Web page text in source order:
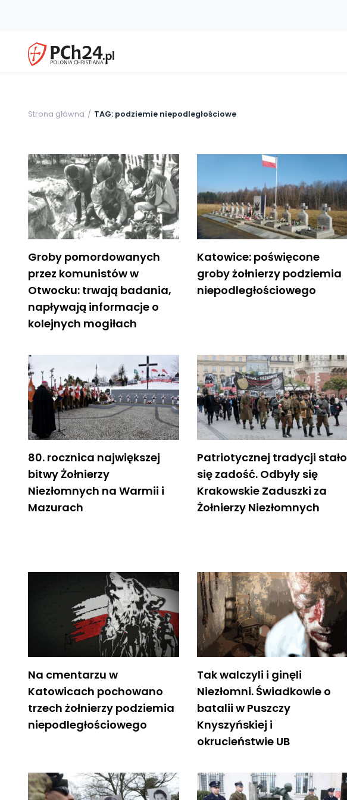
Strona główna TAG: podziemie niepodległościowe
Groby pomordowanych
przez komunistów w
Otwocku: trwają badania,
napływają informacje o
kolejnych mogiłach
Katowice: poświęcone
groby żołnierzy podziemia
niepodległościowego
80. rocznica największej
bitwy Żołnierzy
Niezłomnych na Warmii i
Mazurach
Patriotycznej tradycji stało
się zadość. Odbyły się
Krakowskie Zaduszki za
Żołnierzy Niezłomnych
Na cmentarzu w
Katowicach pochowano
trzech żołnierzy podziemia
niepodległościowego
Tak walczyli i ginęli
Niezłomni. Świadkowie o
batalii w Puszczy
Knyszyńskiej i
okrucieństwie UB